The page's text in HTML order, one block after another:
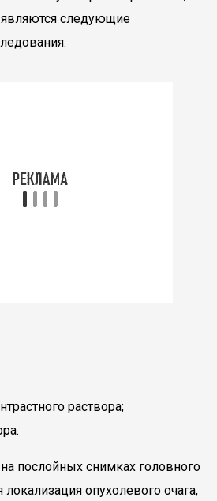
являются следующие
раствора;
послойных снимках головного
опухолевого очага,